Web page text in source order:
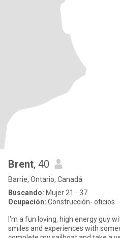
Brent, 40
Barrie, Ontario, Canadá
Buscando: Mujer 21 - 37
Ocupación: Construcción- oficios
I'm a fun loving, high energy guy
smiles and experiences with someone